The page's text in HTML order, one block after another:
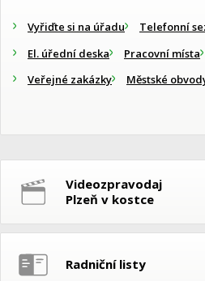
Vyřiďte si na úřadu
Telefonní
El. úřední deska
Pracovní místa
Veřejné zakázky
Městské
Videozpravodaj
Plzeň v kostce
Radniční listy